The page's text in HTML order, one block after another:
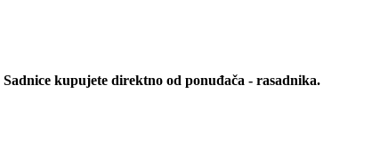
Sadnice kupujete direktno od ponuđača - rasadnika.